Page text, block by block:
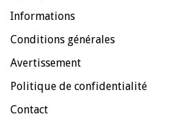
Informations
Conditions générales
Avertissement
Politique de confidentialité
Contact